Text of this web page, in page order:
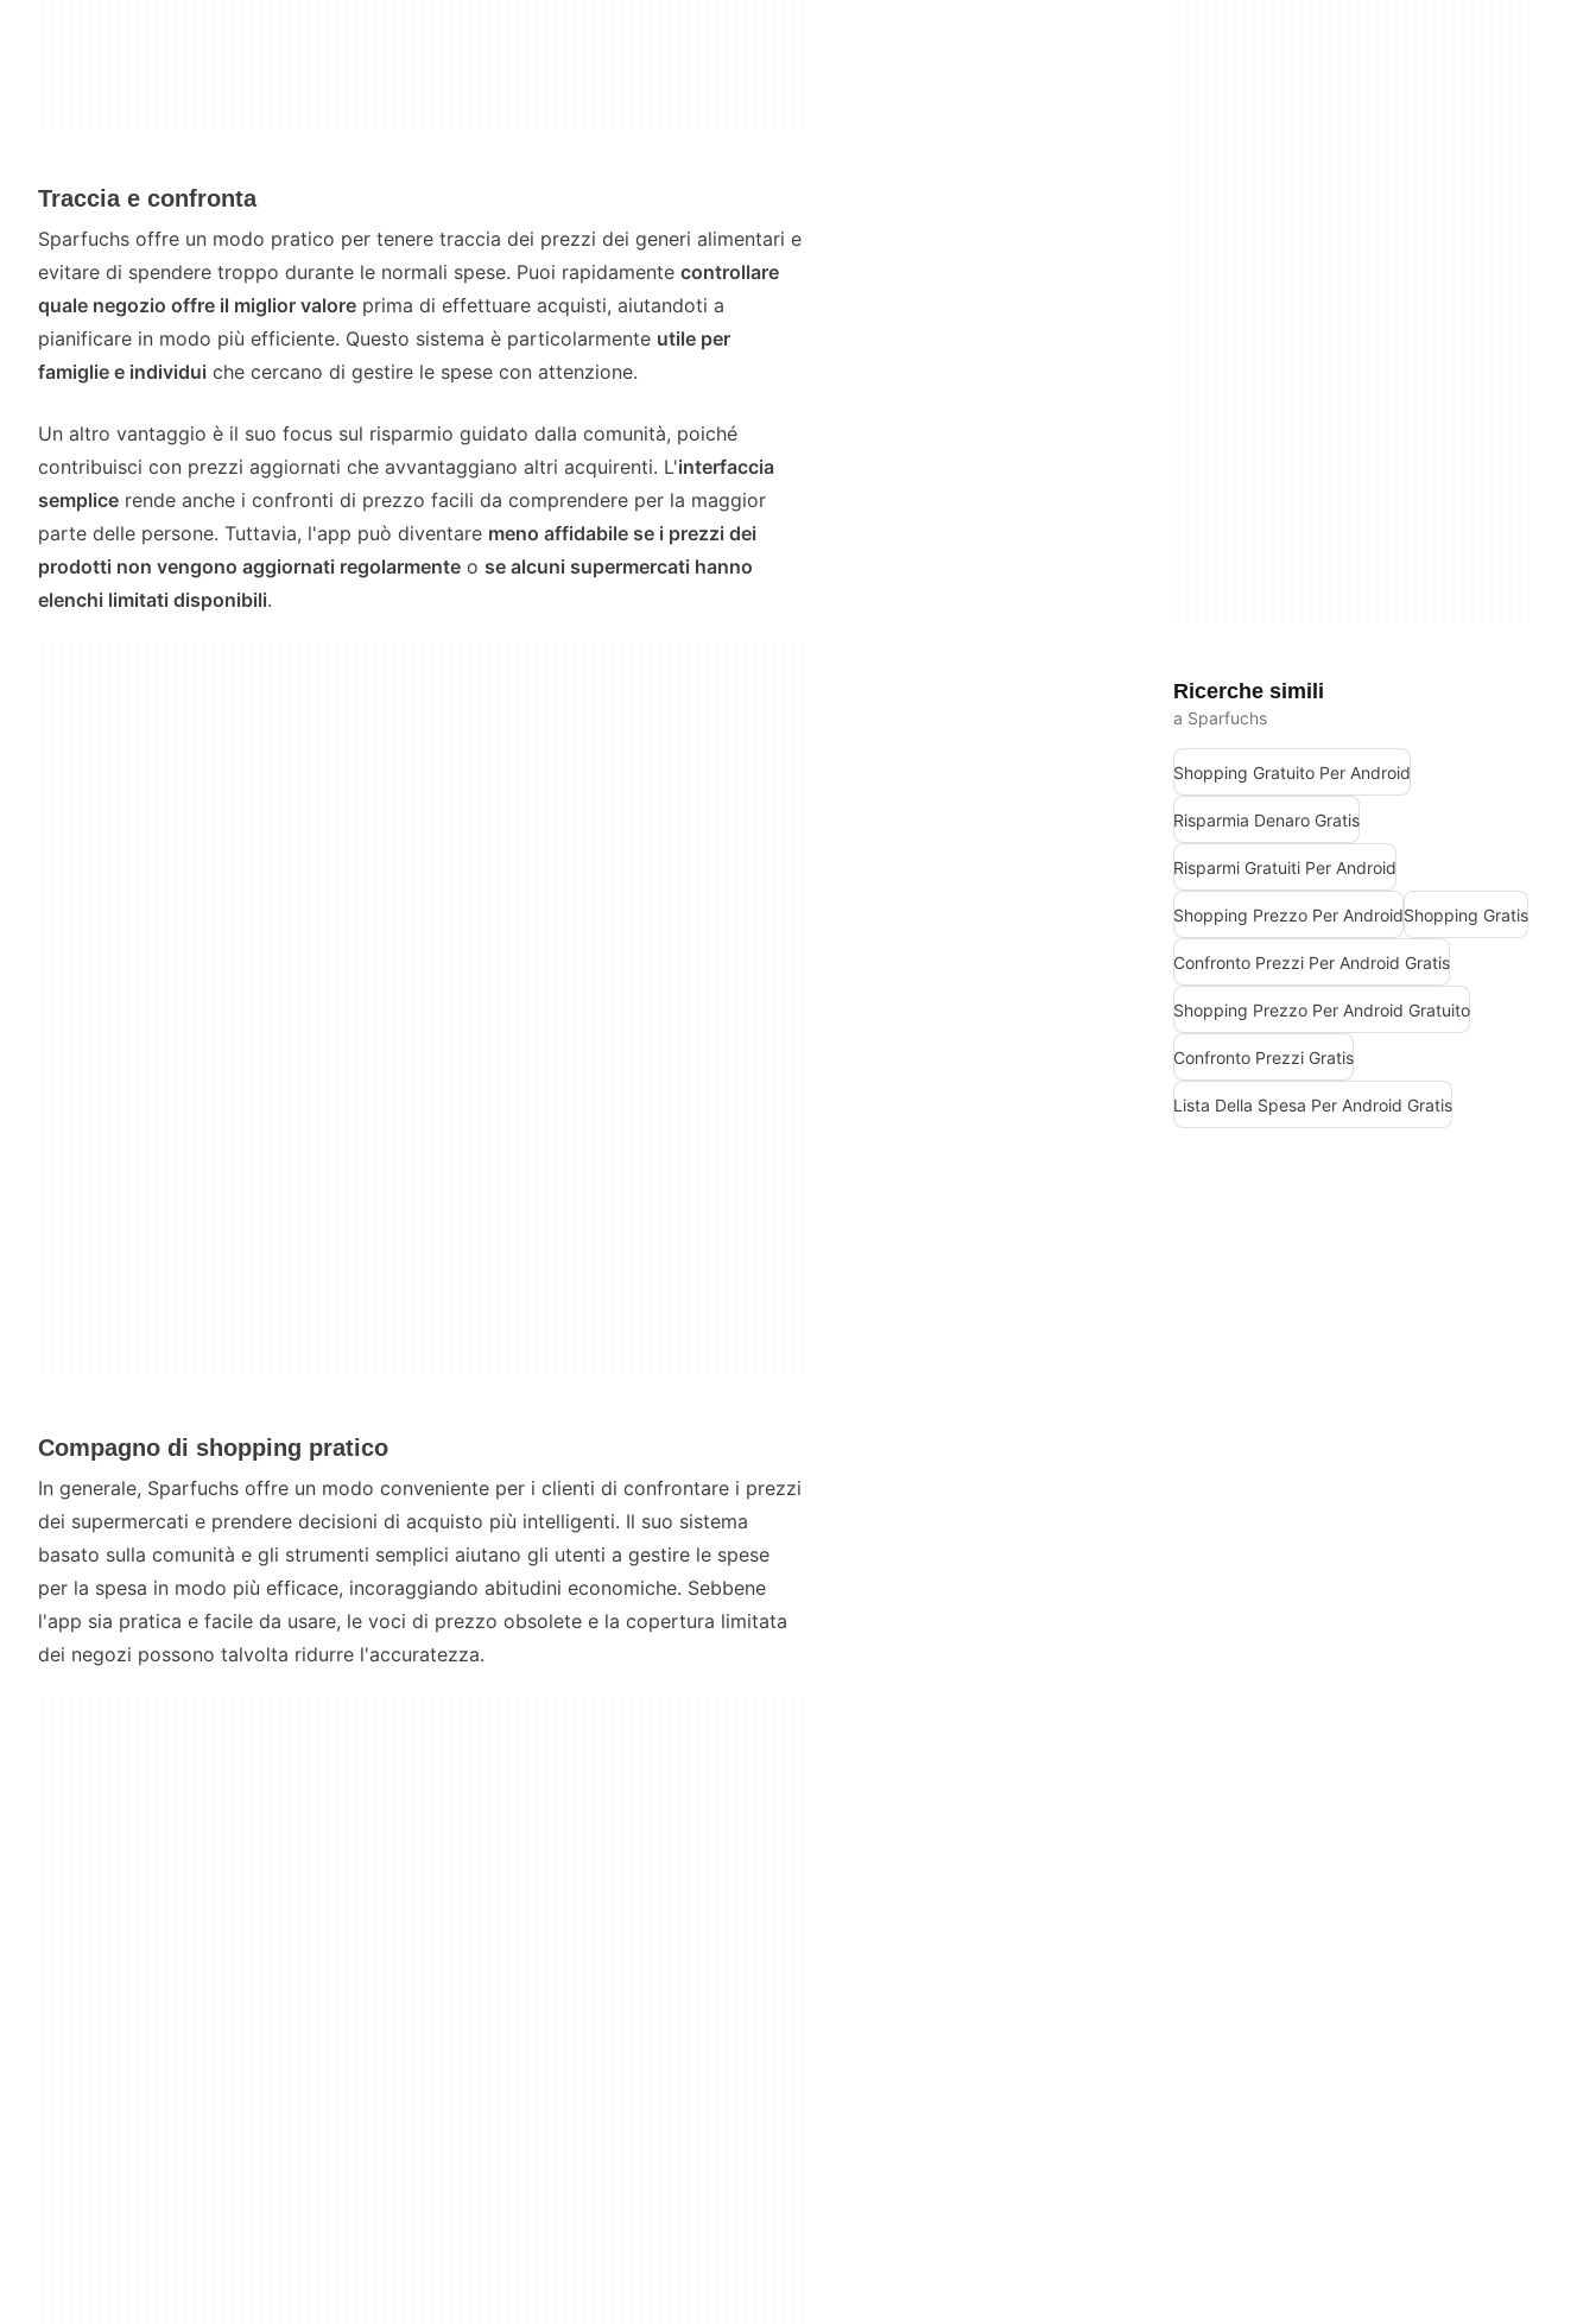
Traccia e confronta
Sparfuchs offre un modo pratico per tenere traccia dei prezzi dei generi alimentari e
evitare di spendere troppo durante le normali spese. Puoi rapidamente controllare
quale negozio offre il miglior valore prima di effettuare acquisti, aiutandoti a
pianificare in modo più efficiente. Questo sistema è particolarmente utile per
famiglie e individui che cercano di gestire le spese con attenzione.
Un altro vantaggio è il suo focus sul risparmio guidato dalla comunità, poiché
contribuisci con prezzi aggiornati che avvantaggiano altri acquirenti. L'interfaccia
semplice rende anche i confronti di prezzo facili da comprendere per la maggior
parte delle persone. Tuttavia, l'app può diventare meno affidabile se i prezzi dei
prodotti non vengono aggiornati regolarmente o se alcuni supermercati hanno
elenchi limitati disponibili.
Compagno di shopping pratico
In generale, Sparfuchs offre un modo conveniente per i clienti di confrontare i prezzi
dei supermercati e prendere decisioni di acquisto più intelligenti. Il suo sistema
basato sulla comunità e gli strumenti semplici aiutano gli utenti a gestire le spese
per la spesa in modo più efficace, incoraggiando abitudini economiche. Sebbene
l'app sia pratica e facile da usare, le voci di prezzo obsolete e la copertura limitata
dei negozi possono talvolta ridurre l'accuratezza.
Ricerche simili
a Sparfuchs
Shopping Gratuito Per Android
Risparmia Denaro Gratis
Risparmi Gratuiti Per Android
Shopping Prezzo Per AndroidShopping Gratis
Confronto Prezzi Per Android Gratis
Shopping Prezzo Per Android Gratuito
Confronto Prezzi Gratis
Lista Della Spesa Per Android Gratis